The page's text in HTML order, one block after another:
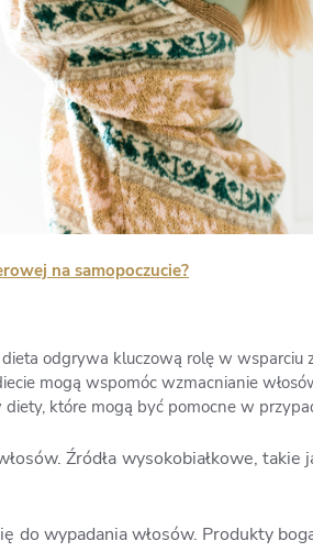
na samopoczucie?
odgrywa kluczową rolę w wsparciu
mogą wspomóc wzmacnianie
które mogą być pomocne w
Źródła wysokobiałkowe,
do wypadania włosów. Produkty